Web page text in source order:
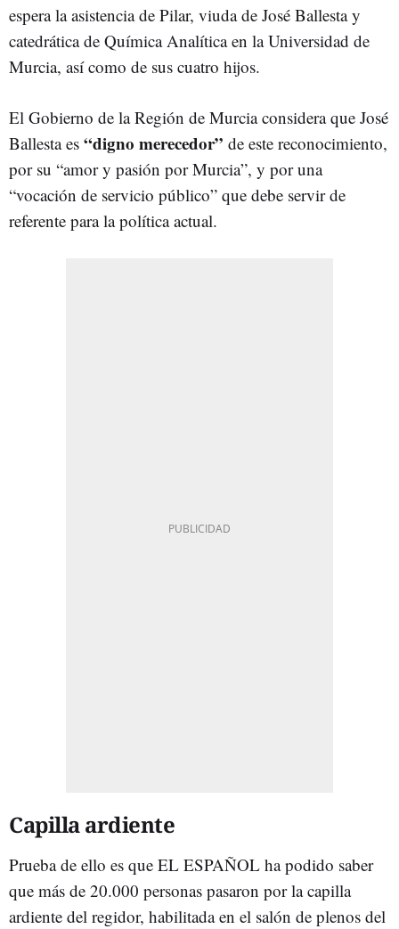
espera la asistencia de Pilar, viuda de José Ballesta y
catedrática de Química Analítica en la Universidad de
Murcia, así como de sus cuatro hijos.
El Gobierno de la Región de Murcia considera que José
Ballesta es “digno merecedor” de este reconocimiento,
por su “amor y pasión por Murcia”, y por una
“vocación de servicio público” que debe servir de
referente para la política actual.
Capilla ardiente
Prueba de ello es que EL ESPAÑOL ha podido saber
que más de 20.000 personas pasaron por la capilla
ardiente del regidor, habilitada en el salón de plenos del